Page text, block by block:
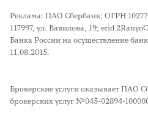
Реклама: ПАО Сбербанк; ОГРН
117997, ул. Вавилова, 19; erid
Банка России на осуществление
11.08.2015.
Брокерские услуги оказывает ПАО
брокерских услуг №045-02894-